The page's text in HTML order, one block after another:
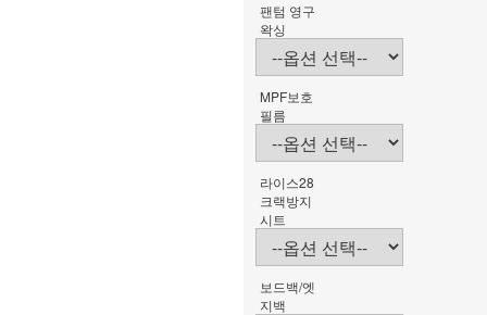
팬텀 영구
왁싱
MPF보호
필름
라이스28
크랙방지
시트
보드백/엣
지백